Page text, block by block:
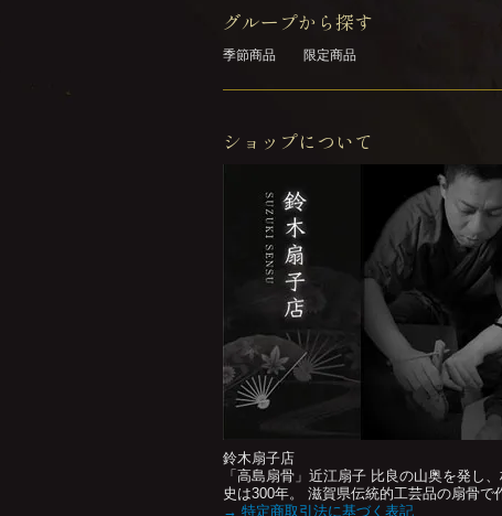
グループから探す
季節商品 限定商品
ショップについて
鈴木扇子店
「高島扇骨」近江扇子 比良の山奥を発し
史は300年。 滋賀県伝統的工芸品の扇骨で
→ 特定商取引法に基づく表記